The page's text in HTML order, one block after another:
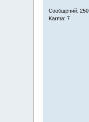
Сообщений: 250
Karma: 7